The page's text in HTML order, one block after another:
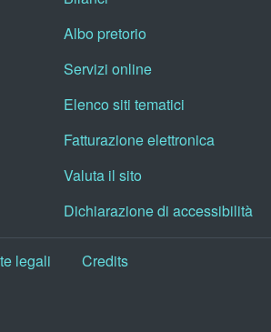
Albo pretorio
Servizi online
Elenco siti tematici
Fatturazione elettronica
Valuta il sito
Dichiarazione di accessibilità
legali Credits